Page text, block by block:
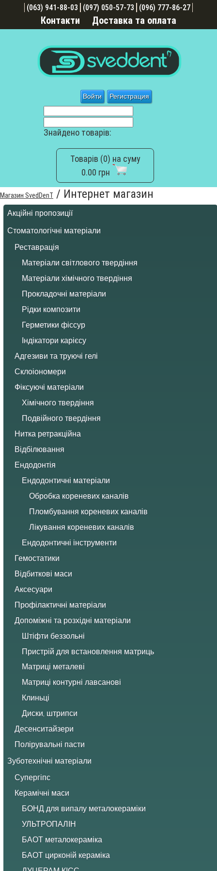
Войти Регистрация
(063) 941-88-03 (097) 050-57-73 (096) 777-86-27
Контакти Доставка та оплата
Знайдено товарів:
Товарів (0) на суму
0.00 грн
Магазин SvedDenT / Интернет магазин
Акційні пропозиції
Стоматологічні матеріали
Реставрація
Матеріали світлового твердіння
Матеріали хімічного твердіння
Прокладочні матеріали
Рідки композити
Герметики фіссур
Індікатори карієсу
Адгезиви та труючі гелі
Склоіономери
Фіксуючі матеріали
Хімічного твердіння
Подвійного твердіння
Нитка ретракційна
Відбілювання
Ендодонтія
Ендодонтичні матеріали
Обробка кореневих каналів
Пломбування кореневих каналів
Лікування кореневих каналів
Ендодонтичні інструменти
Гемостатики
Відбиткові маси
Аксесуари
Профілактичні матеріали
Допоміжні та розхідні матеріали
Штіфти беззольні
Пристрій для встановлення матриць
Матриці металеві
Матриці контурні лавсанові
Клиньці
Диски, штрипси
Десенситайзери
Полірувальні пасти
Зуботехнічні матеріали
Супергіпс
Керамічні маси
БОНД для випалу металокераміки
УЛЬТРОПАЛІН
БАОТ металокераміка
БАОТ цирконій кераміка